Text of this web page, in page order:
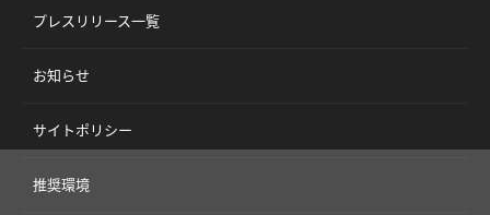
プレスリリース一覧
お知らせ
サイトポリシー
推奨環境